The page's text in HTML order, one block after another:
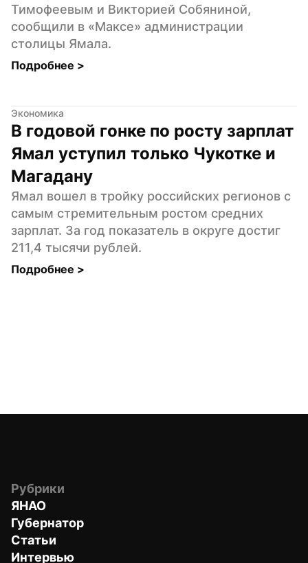
Тимофеевым и Викторией Собяниной,
сообщили в «Максе» администрации
столицы Ямала.
Подробнее >
Экономика
В годовой гонке по росту зарплат
Ямал уступил только Чукотке и
Магадану
Ямал вошел в тройку российских регионов с
самым стремительным ростом средних
зарплат. За год показатель в округе достиг
211,4 тысячи рублей.
Подробнее >
Рубрики
ЯНАО
Губернатор
Статьи
Интервью